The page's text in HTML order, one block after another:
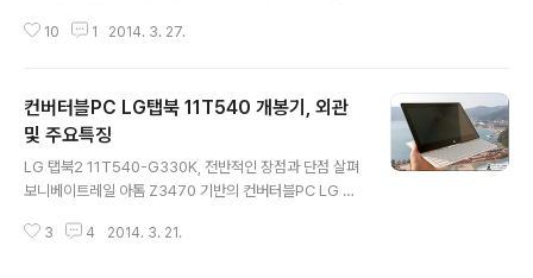
한계라 할 수 있는 가로너비가 좁은 키보드와 다소 어색한
인 아톰 Z3470 기반으로 노트북 혹은 태블릿처럼 사용할
G탭북 11T540 개봉기, 외관 및 주요특징 이번에는 이 제
품이 북(노트북)으로서 갖는 성능에 대해 살펴볼까 합니다.
즉, 쉽게 말해서 LG 2014년형 탭북(탭북2) 성능편이라
할 수 있겠네요. 사실 스펙을 보면 탭북2 는 꽤 무난한 수준
말지 고민하는 분들은 이 녀석이 갖는 생산성, 활용성, 휴대
10 1 2014. 3. 27.
컨버터블PC LG탭북 11T540 개봉기, 외관
및 주요특징
LG 탭북2 11T540-G330K, 전반적인 장점과 단점 살펴
보니베이트레일 아톰 Z3470 기반의 컨버터블PC LG 탭
는 이 제품은 쉽게 말해서 2in1 형태로 노트북처럼 혹은 태
3 4 2014. 3. 21.